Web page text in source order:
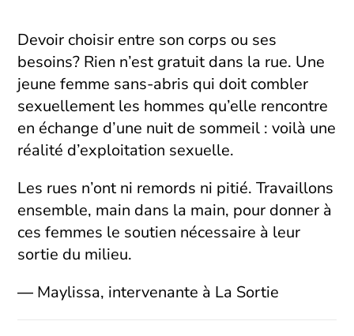
Devoir choisir entre son corps ou ses
besoins? Rien n’est gratuit dans la rue. Une
jeune femme sans-abris qui doit combler
sexuellement les hommes qu’elle rencontre
en échange d’une nuit de sommeil : voilà une
réalité d’exploitation sexuelle.
Les rues n’ont ni remords ni pitié. Travaillons
ensemble, main dans la main, pour donner à
ces femmes le soutien nécessaire à leur
sortie du milieu.
― Maylissa, intervenante à La Sortie